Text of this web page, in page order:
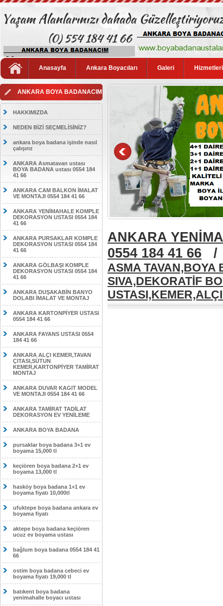
Anasayfa Ankara Boyacıları Galeri
ANKARA BOYA BADANACIM
HAKKIMIZDA
NEDEN BİZİ SEÇMELİSİNİZ?
ankara boya badana işinde nasıl
çalışırız
ANKARA Asmatavan ustası
BOYA BADANA ustası 0554 184
41 66
ANKARA CAM BALKON İMALAT
VE MONTAJI 0554 184 41 66
ANKARA YENİMAHALE KOMPLE
DEKORASYON USTASI 0554 184
41 66
ANKARA PURSAKLAR KOMPLE
DEKORASYON USTASI 0554 184
41 66
ANKARA GÖLBAŞI KOMPLE
DEKORASYON USTASI 0554 184
41 66
ANKARA DUŞAKABİN BANYO
DOLABI İMALAT VE MONTAJ
ANKARA KARTONPİYER USTASI
0554 184 41 66
ANKARA FAYANS USTASI 0554
184 41 66
ANKARA ALÇI KEMER,TAVAN
ÇITASI,SÜTUN
KEMER,KARTONPİYER TAMİRAT
MONTAJ
ANKARA DUVAR KAGIT MODEL
VE MONTAJI 0554 184 41 66
ANKARA TAMİRAT TADİLAT
DEKORASYON EV YENİLEME
ANKARA BOYA BADANA
pursaklar boya badana 3+1 ev
boyama 15,000 tl
keçiören boya badana 2+1 ev
boyama 13,000 tl
hasköy boya badana 1+1 ev
boyama fiyatı 10,000tl
ufuktepe boya badana ankara ev
boyama fiyatı
aktepe boya badana keçiören
ucuz ev boyama ustası
bağlum boya badana 0554 184 41
66
ostim boya badana cebeci ev
boyama fiyatı 19,000 tl
batıkent boya badana
yenimahalle boyacı ustası
ANKARA
0554 184 41 66
ASMA TAVAN,BOYA
SIVA,DEKORATİF